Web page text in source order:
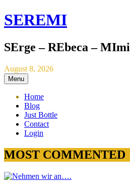
SEREMI
SErge – REbeca – MImi
August 8, 2026
Menu
Home
Blog
Just Bottle
Contact
Login
MOST COMMENTED